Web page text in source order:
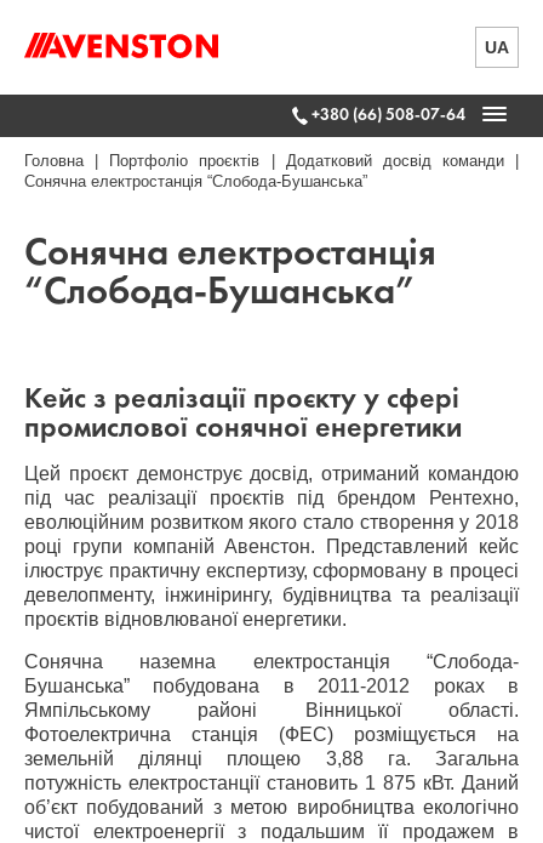
UA
+380 (66) 508-07-64
Головна| Портфоліо проєктів Додатковий досвід команди|
Сонячна електростанція “Слобода-Бушанська”
Сонячна електростанція
“Слобода-Бушанська”
Кейс з реалізації проєкту у сфері
промислової сонячної енергетики
Цей проєкт демонструє досвід, отриманий командою
під час реалізації проєктів під брендом Рентехно,
еволюційним розвитком якого стало створення у 2018
році групи компаній Авенстон. Представлений кейс
ілюструє практичну експертизу, сформовану в процесі
девелопменту, інжинірингу, будівництва та реалізації
проєктів відновлюваної енергетики.
Сонячна наземна електростанція “Слобода-
Бушанська” побудована в 2011-2012 роках в
Ямпільському районі Вінницької області.
Фотоелектрична станція (ФЕС) розміщується на
земельній ділянці площею 3,88 га. Загальна
потужність електростанції становить 1 875 кВт. Даний
об’єкт побудований з метою виробництва екологічно
чистої електроенергії з подальшим її продажем в